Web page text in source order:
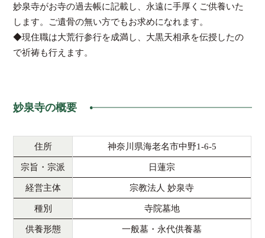
妙泉寺がお寺の過去帳に記載し、永遠に手厚くご供養いた
します。ご遺骨の無い方でもお求めになれます。
◆現住職は大荒行参行を成満し、大黒天相承を伝授したの
で祈祷も行えます。
妙泉寺の概要
住所 神奈川県海老名市中野1-6-5
宗旨・宗派 日蓮宗
経営主体 宗教法人 妙泉寺
種別 寺院墓地
供養形態 一般墓・永代供養墓